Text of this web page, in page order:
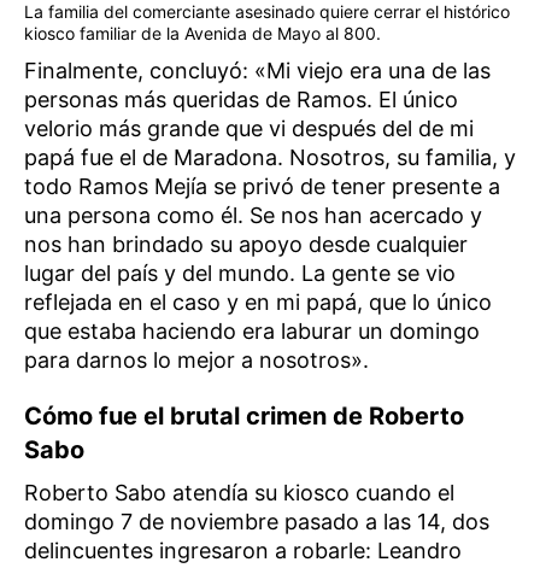
La familia del comerciante asesinado quiere cerrar el histórico
kiosco familiar de la Avenida de Mayo al 800.
Finalmente, concluyó: «Mi viejo era una de las
personas más queridas de Ramos. El único
velorio más grande que vi después del de mi
papá fue el de Maradona. Nosotros, su familia, y
todo Ramos Mejía se privó de tener presente a
una persona como él. Se nos han acercado y
nos han brindado su apoyo desde cualquier
lugar del país y del mundo. La gente se vio
reflejada en el caso y en mi papá, que lo único
que estaba haciendo era laburar un domingo
para darnos lo mejor a nosotros».
Cómo fue el brutal crimen de Roberto
Sabo
Roberto Sabo atendía su kiosco cuando el
domingo 7 de noviembre pasado a las 14, dos
delincuentes ingresaron a robarle: Leandro